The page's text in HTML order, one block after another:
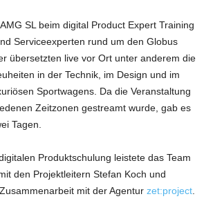
SL beim digital Product Expert Training
Serviceexperten rund um den Globus
übersetzten live vor Ort unter anderem die
in der Technik, im Design und im
Sportwagens. Da die Veranstaltung
Zeitzonen gestreamt wurde, gab es
Tagen.
Produktschulung leistete das Team
den Projektleitern Stefan Koch und
mit der Agentur zet:project